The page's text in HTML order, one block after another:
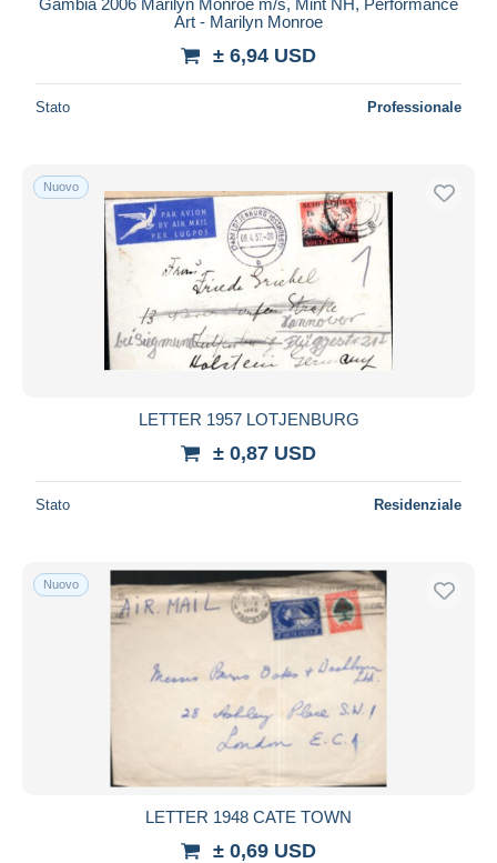
Art - Marilyn Monroe
± 6,94 USD
Stato Professionale
Nuovo
LETTER 1957 LOTJENBURG
± 0,87 USD
Stato Residenziale
Nuovo
LETTER 1948 CATE TOWN
± 0,69 USD